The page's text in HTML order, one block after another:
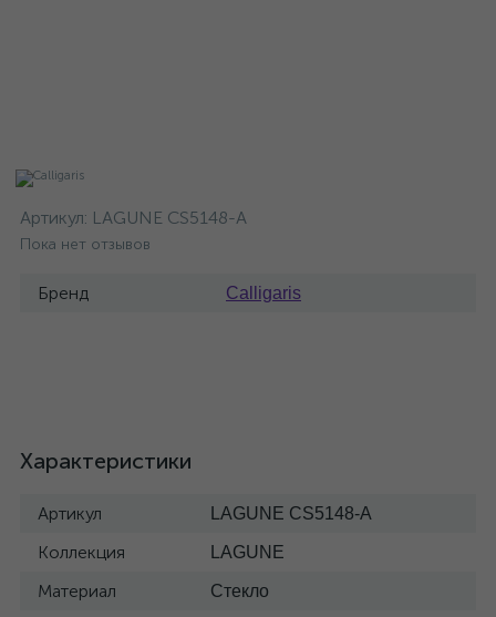
Артикул: LAGUNE CS5148-A
Пока нет отзывов
Бренд Calligaris
Характеристики
Артикул LAGUNE CS5148-A
Коллекция LAGUNE
Материал Стекло